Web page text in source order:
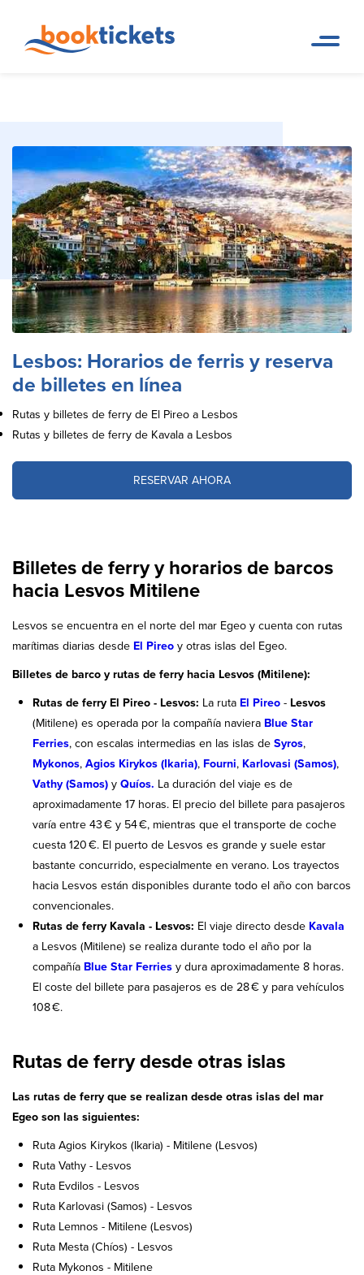
Destinos
en línea
Lesbos: Horarios de ferris y reserva
de billetes en línea
Rutas y billetes de ferry de El Pireo a Lesbos
Rutas y billetes de ferry de Kavala a Lesbos
RESERVAR AHORA
Billetes de ferry y horarios de barcos
hacia Lesvos Mitilene
Lesvos se encuentra en el norte del mar Egeo y cuenta con rutas
marítimas diarias desde El Pireo y otras islas del Egeo.
Billetes de barco y rutas de ferry hacia Lesvos (Mitilene):
Rutas de ferry El Pireo - Lesvos: La ruta El Pireo - Lesvos
(Mitilene) es operada por la compañía naviera Blue Star
Ferries, con escalas intermedias en las islas de Syros,
Mykonos, Agios Kirykos (Ikaria), Fourni, Karlovasi (Samos),
Vathy (Samos) y Quíos. La duración del viaje es de
aproximadamente 17 horas. El precio del billete para pasajeros
varía entre 43 € y 54 €, mientras que el transporte de coche
cuesta 120 €. El puerto de Lesvos es grande y suele estar
bastante concurrido, especialmente en verano. Los trayectos
hacia Lesvos están disponibles durante todo el año con barcos
convencionales.
Rutas de ferry Kavala - Lesvos: El viaje directo desde Kavala
a Lesvos (Mitilene) se realiza durante todo el año por la
compañía Blue Star Ferries y dura aproximadamente 8 horas.
El coste del billete para pasajeros es de 28 € y para vehículos
108 €.
Rutas de ferry desde otras islas
Las rutas de ferry que se realizan desde otras islas del mar
Egeo son las siguientes:
Ruta Agios Kirykos (Ikaria) - Mitilene (Lesvos)
Ruta Vathy - Lesvos
Ruta Evdilos - Lesvos
Ruta Karlovasi (Samos) - Lesvos
Ruta Lemnos - Mitilene (Lesvos)
Ruta Mesta (Chíos) - Lesvos
Ruta Mykonos - Mitilene